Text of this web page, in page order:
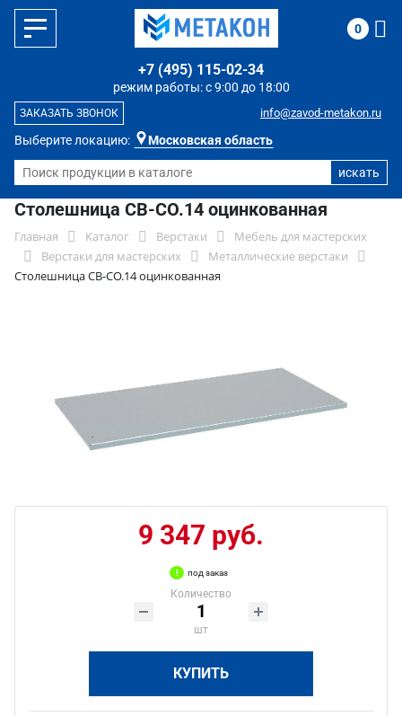
Выберите локацию: Московская область
режим работы: с 9:00 до 18:00
+7 (495) 115-02-34
info@zavod-metakon.ru
ЗАКАЗАТЬ ЗВОНОК
0
Столешница СВ-СО.14 оцинкованная
Главная Каталог Верстаки
Мебель для мастерских
Верстаки для мастерских
Металлические верстаки
Столешница СВ-СО.14 оцинкованная
9 347 руб.
под заказ
Количество
шт
КУПИТЬ